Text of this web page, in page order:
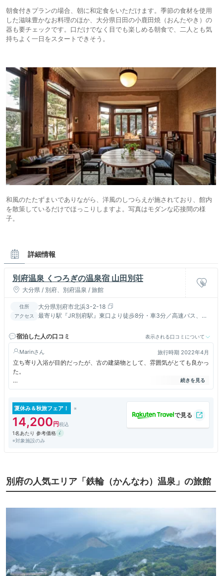
朝食付きプランの場合、朝に和定食をいただけます。季節の食材を使用
した滋味豊かなお料理のほか、大分県日田の小鹿田焼（おんたやき）の
器も要チェックです。口だけでなく目でも楽しめる朝食で、二人とも気
持ちよく一日をスタートできそう。
和風のたたずまいでありながら、洋風のしつらえが施されており、館内
を散策しているだけでほっこりしますよ。写真はモダンな応接間の様
子。
詳細情報
別府温泉 くつろぎの温泉宿 山田別荘
大分県 / 別府、別府温泉 / 旅館
住所 大分県別府市北浜3-2-18
アクセス
最寄り駅『JR別府駅』東口より徒歩8分・車3分／高速バス、別
宿泊した人の口コミ
表示される口コミについて
Marin 旅行時期 2022年4月
立ち寄り入浴が目的だったが、古の建築物として、雰囲気がとても良かっ
た。
浴室には、ハーブのシャンプーやトリートメントが備えられていて、ステ
階段を降りていくタイプの浴室。古い建築物が好きな方にはおすすめ。
夏休み＆秋旅フェア！
14,200
1名あたり 参考価格
※対象施設のみ
別府の人気エリア「鉄輪（かんなわ）温泉」の旅館